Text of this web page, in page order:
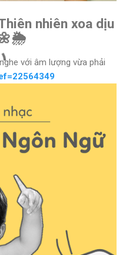
nhiên xoa dịu
với âm lượng vừa phải